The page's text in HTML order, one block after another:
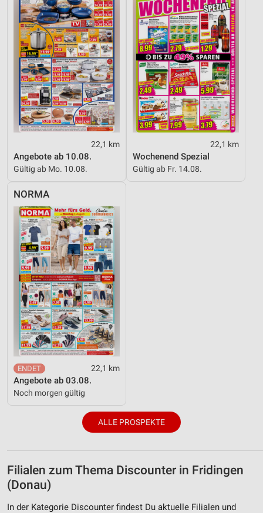
22,1 km
Angebote ab 10.08.
Gültig ab Mo. 10.08.
22,1 km
Wochenend Spezial
Gültig ab Fr. 14.08.
NORMA
22,1 km
Angebote ab 03.08.
Noch morgen gültig
ALLE PROSPEKTE
Filialen zum Thema Discounter in Fridingen
(Donau)
In der Kategorie Discounter findest Du aktuelle Filialen und